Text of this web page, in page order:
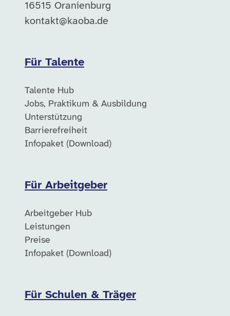
16515 Oranienburg
kontakt@kaoba.de
Für Talente
Talente Hub
Jobs, Praktikum & Ausbildung
Unterstützung
Barrierefreiheit
Infopaket (Download)
Für Arbeitgeber
Arbeitgeber Hub
Leistungen
Preise
Infopaket (Download)
Für Schulen & Träger